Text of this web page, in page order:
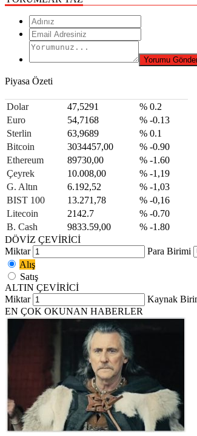
Piyasa Özeti
Dolar 47,5291
% 0.2
Euro
54,7168
% -0.13
Sterlin
63,9689
% 0.1
Bitcoin
3034457,00
% -0.90
Ethereum
89730,00
% -1.60
Çeyrek
10.008,00
% -1,19
G. Altın
6.192,52
% -1,03
BIST 100
13.271,78
% -0,16
Litecoin
2142.7
% -0.70
B. Cash
9833.59,00
% -1.80
DÖVİZ ÇEVİRİCİ
Miktar
Para Birimi
Alış
Satış
ALTIN ÇEVİRİCİ
Miktar
Kaynak
EN ÇOK OKUNAN HABERLER